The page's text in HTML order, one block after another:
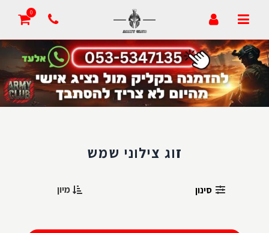
0 אודות
שאלות ותשובות
הצעת מחיר
זוג צילוני שמש
סינון מיון